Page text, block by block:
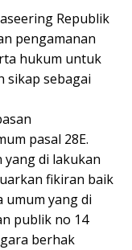
Republik
pengamanan
hukum untuk
sikap sebagai
pasal 28E.
yang di lakukan
fikiran baik
umum yang di
publik no 14
berhak